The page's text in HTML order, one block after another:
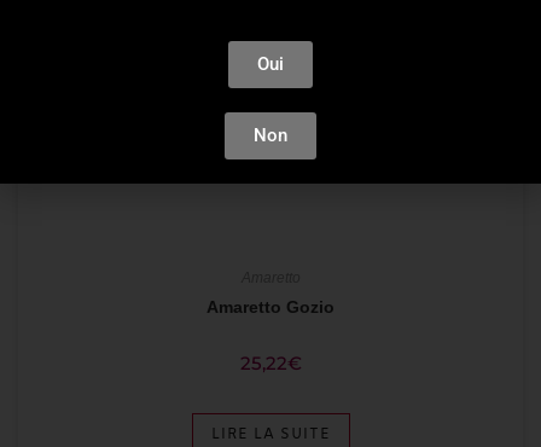
Amaretto Gozio
25,22€
LIRE LA SUITE
Oui
Non